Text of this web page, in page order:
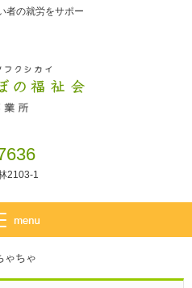
者の就労をサポー
2103-1
ゃちゃ